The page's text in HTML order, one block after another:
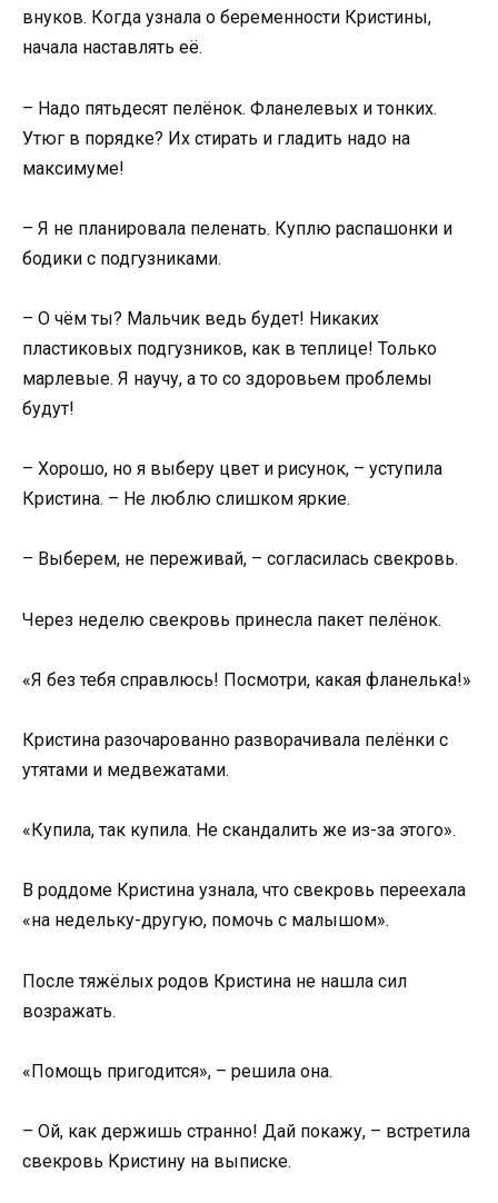
внуков. Когда узнала о беременности Кристины,
начала наставлять её.
– Надо пятьдесят пелёнок. Фланелевых и тонких.
Утюг в порядке? Их стирать и гладить надо на
максимуме!
– Я не планировала пеленать. Куплю распашонки и
бодики с подгузниками.
– О чём ты? Мальчик ведь будет! Никаких
пластиковых подгузников, как в теплице! Только
марлевые. Я научу, а то со здоровьем проблемы
будут!
– Хорошо, но я выберу цвет и рисунок, – уступила
Кристина. – Не люблю слишком яркие.
– Выберем, не переживай, – согласилась свекровь.
Через неделю свекровь принесла пакет пелёнок.
«Я без тебя справлюсь! Посмотри, какая фланелька!»
Кристина разочарованно разворачивала пелёнки с
утятами и медвежатами.
«Купила, так купила. Не скандалить же из-за этого».
В роддоме Кристина узнала, что свекровь переехала
«на недельку-другую, помочь с малышом».
После тяжёлых родов Кристина не нашла сил
возражать.
«Помощь пригодится», – решила она.
– Ой, как держишь странно! Дай покажу, – встретила
свекровь Кристину на выписке.